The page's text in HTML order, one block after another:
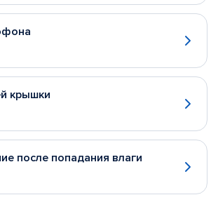
крышки
после попадания влаги